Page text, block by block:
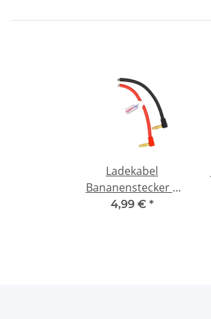
Ladekabel
Bananenstecker 4
mm abgewinkelt ->
4,99 € *